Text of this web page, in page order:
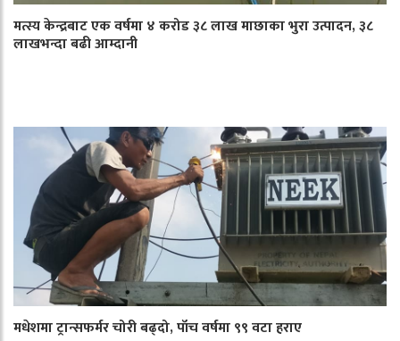
मत्स्य केन्द्रबाट एक वर्षमा ४ करोड ३८ लाख माछाका भुरा उत्पादन, ३८
लाखभन्दा बढी आम्दानी
मधेशमा ट्रान्सफर्मर चोरी बढ्दो, पाँच वर्षमा ९९ वटा हराए